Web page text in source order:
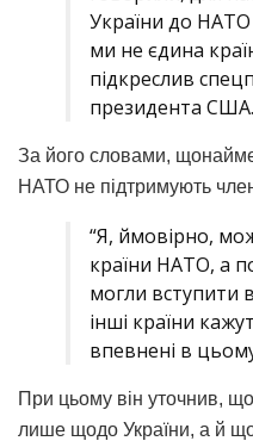
України до НАТО
ми не єдина
підкреслив
президента США.
За його словами,
НАТО не підтримують
“Я, ймовірно,
країни НАТО, а
могли вступити
інші країни
впевнені в
При цьому він уточнив,
лише щодо України, а й